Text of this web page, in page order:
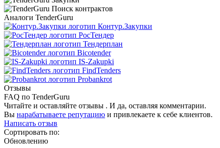
Аналоги TenderGuru
Контур.Закупки
РосТендер
Тендерплан
Bicotender
IS-Zakupki
FindTenders
Probankrot
Отзывы
FAQ по TenderGuru
Читайте и оставляйте отзывы . И да, оставляя комментарии.
Вы нарабатываете репутацию и привлекаете к себе клиентов.
Написать отзыв
Сортировать по:
Обновлению